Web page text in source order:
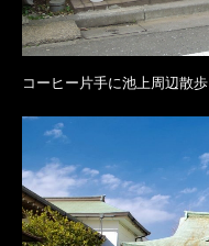
コーヒー片手に池上周辺散歩